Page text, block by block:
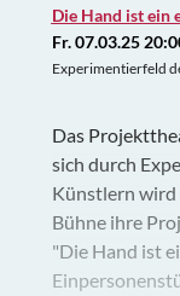
Die Hand ist ein
Fr. 07.03.25
Experimentierfeld
Das
sich durch
Künstlern wird
Bühne ihre
"Die Hand ist